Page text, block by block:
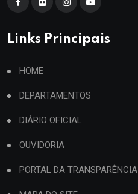
Links Principais
HOME
DEPARTAMENTOS
DIÁRIO OFICIAL
OUVIDORIA
PORTAL DA TRANSPARÊNCIA